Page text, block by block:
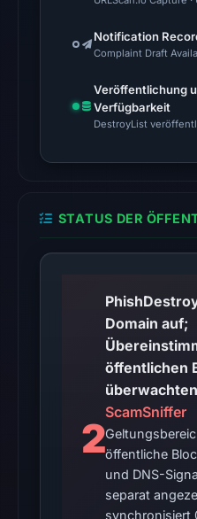
on
May
15,
2026
at
1
match
on
Aug
7,
2026
at
10:20
UTC.
Notification
Complaint Draft
Veröffentlichung
Verfügbarkeit
DestroyList
STATUS DER
2
Domain auf;
öffentlichen
ScamSniffer
öffentliche
und DNS-
separat
synchronisiert